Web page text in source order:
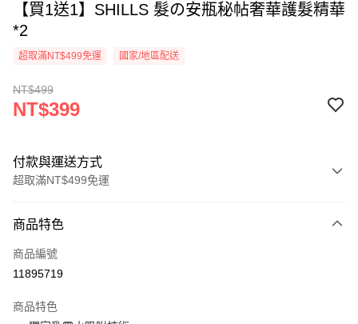
【買1送1】SHILLS 髮の安瓶秘帖奢華護髮精華
*2
超取滿NT$499免運 國家/地區配送
NT$499
NT$399
付款與運送方式
超取滿NT$499免運
信用卡一次付款
超商取貨付款
商品特色
商品編號
11895719
商品特色